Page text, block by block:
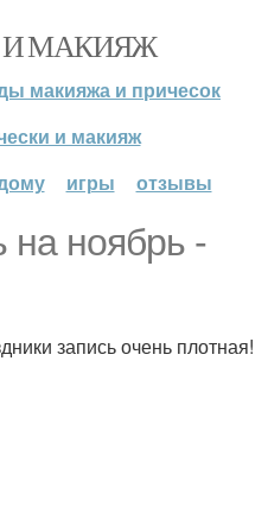
И МАКИЯЖ
макияжа и причесок
и макияж
игры отзывы
на ноябрь -
запись очень плотная!